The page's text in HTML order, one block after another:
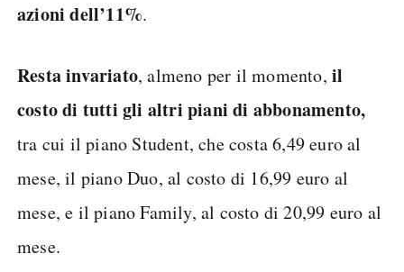
azioni dell’11%.
Resta invariato, almeno per il momento, il
costo di tutti gli altri piani di abbonamento,
tra cui il piano Student, che costa 6,49 euro al
mese, il piano Duo, al costo di 16,99 euro al
mese, e il piano Family, al costo di 20,99 euro al
mese.